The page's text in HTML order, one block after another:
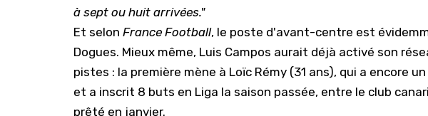
à sept ou huit arrivées."
Et selon France Football, le poste d'avant-centre est
Dogues. Mieux même, Luis Campos aurait déjà activé son
pistes : la première mène à Loïc Rémy (31 ans), qui a encore
et a inscrit 8 buts en Liga la saison passée, entre le club
prêté en janvier.